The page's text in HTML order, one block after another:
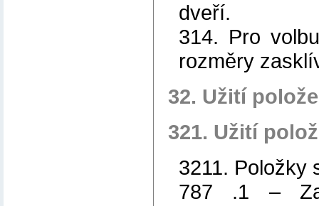
dveří.
314. Pro
rozměry
32. Užití
321. Užití
3211. Položky
787 .1 –